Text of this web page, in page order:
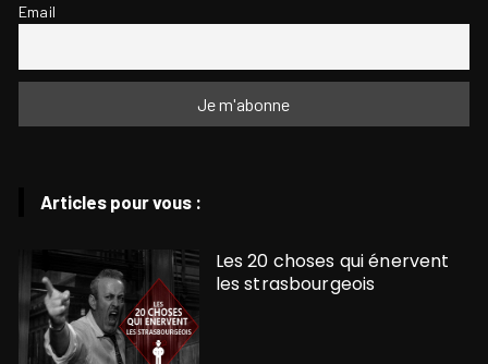
Email
Articles pour vous :
Les 20 choses qui énervent
les strasbourgeois